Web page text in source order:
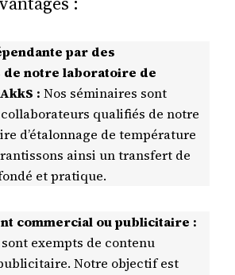
par des
notre laboratoire de
: Nos séminaires sont
qualifiés de notre
d’étalonnage de température
ainsi un transfert de
et pratique.
commercial ou publicitaire :
exempts de contenu
Notre objectif est